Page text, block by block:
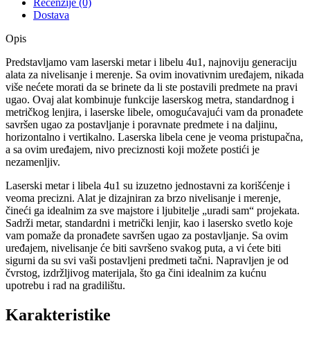
Recenzije (0)
Dostava
Opis
Predstavljamo vam laserski metar i libelu 4u1, najnoviju generaciju
alata za nivelisanje i merenje. Sa ovim inovativnim uređajem, nikada
više nećete morati da se brinete da li ste postavili predmete na pravi
ugao. Ovaj alat kombinuje funkcije laserskog metra, standardnog i
metričkog lenjira, i laserske libele, omogućavajući vam da pronađete
savršen ugao za postavljanje i poravnate predmete i na daljinu,
horizontalno i vertikalno. Laserska libela cene je veoma pristupačna,
a sa ovim uređajem, nivo preciznosti koji možete postići je
nezamenljiv.
Laserski metar i libela 4u1 su izuzetno jednostavni za korišćenje i
veoma precizni. Alat je dizajniran za brzo nivelisanje i merenje,
čineći ga idealnim za sve majstore i ljubitelje „uradi sam“ projekata.
Sadrži metar, standardni i metrički lenjir, kao i lasersko svetlo koje
vam pomaže da pronađete savršen ugao za postavljanje. Sa ovim
uređajem, nivelisanje će biti savršeno svakog puta, a vi ćete biti
sigurni da su svi vaši postavljeni predmeti tačni. Napravljen je od
čvrstog, izdržljivog materijala, što ga čini idealnim za kućnu
upotrebu i rad na gradilištu.
Karakteristike